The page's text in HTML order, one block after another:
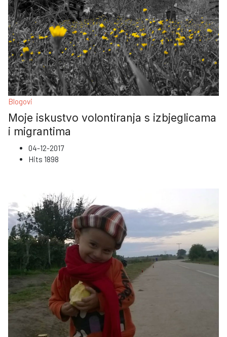
Blogovi
Moje iskustvo volontiranja s izbjeglicama
i migrantima
04-12-2017
Hits 1898